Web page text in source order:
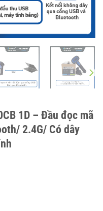
1D – Đầu đọc mã
2.4G/ Có dây